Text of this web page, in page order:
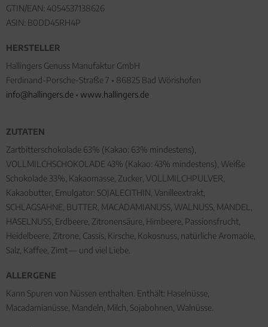
GTIN/EAN: 4054537138626
ASIN: B0DD45RH4P
HERSTELLER
Hallingers Genuss Manufaktur GmbH
Ferdinand-Porsche-Straße 7 • 86825 Bad Wörishofen
info@hallingers.de • www.hallingers.de
ZUTATEN
Zartbitterschokolade 63% (Kakao: 63% mindestens),
VOLLMILCHSCHOKOLADE 43% (Kakao: 43% mindestens), Weiße
Schokolade 33%, Kakaomasse, Zucker, VOLLMILCHPULVER,
Kakaobutter, Emulgator: SOJALECITHIN, Vanilleextrakt,
SCHLAGSAHNE, BUTTER, MACADAMIANUSS, WALNUSS, MANDEL,
HASELNUSS, Erdbeere, Zitronensäure, Himbeere, Passionsfrucht,
Heidelbeere, Zitrone, Cassis, Kirsche, Kokosnuss, natürliche Aromaöle,
Salz, Kaffee, Zimt — und viel Liebe.
ALLERGENE
Kann Spuren von Nüssen enthalten. Enthält: Haselnüsse,
Macadamianüsse, Mandeln, Milch, Sojabohnen, Walnüsse.